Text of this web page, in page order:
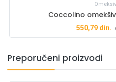
Coccolino
550,79din.
Preporučeni proizvodi